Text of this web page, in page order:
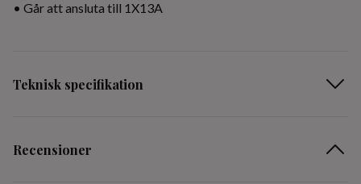
• Går att ansluta till 1X13A
Teknisk specifikation
Recensioner